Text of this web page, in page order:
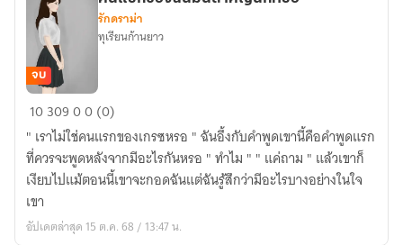
คน
แรก
ของ
ฉัน
มัน
สำคัญ
นัก
จบ
รักดราม่า
ทุเรียนก้านยาว
1030900 (0)
" เราไม่ใช่คนแรกของเกรซหรอ " ฉันอึ้งกับคำพูดเขานี้คือคำพูดแรก
ที่ควรจะพูดหลังจากมีอะไรกันหรอ " ทำไม " " แค่ถาม " แล้วเขาก็
เงียบไปแม้ตอนนี้เขาจะกอดฉันแต่ฉันรู้สึกว่ามีอะไรบางอย่างในใจ
เขา
อัปเดตล่าสุด 15 ต.ค. 68 / 13:47 น.